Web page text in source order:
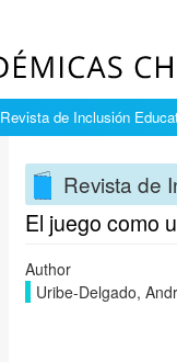
Revista de Inclusión
Revista de
El juego como
Author
Uribe-Delgado,